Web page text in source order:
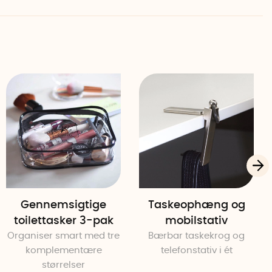
med en bredde mellem 5,5 - 9,5 cm,
Edge, S7, S8, S8+, S9 og S10
3,6 cm (L x H x B)
cm bred
Gennemsigtige
toilettasker 3-pak
Organiser smart med tre
komplementære
størrelser
Taskeophæng og
mobilstativ
Bærbar taskekrog og
telefonstativ i ét